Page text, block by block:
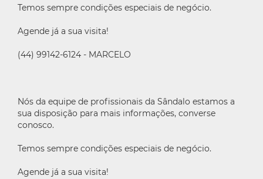
Temos sempre condições especiais de negócio.
Agende já a sua visita!
(44) 99142-6124 - MARCELO
Nós da equipe de profissionais da Sândalo estamos a
sua disposição para mais informações, converse
conosco.
Temos sempre condições especiais de negócio.
Agende já a sua visita!